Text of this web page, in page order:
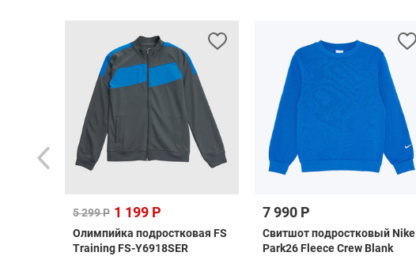
5 299 Р 1 199 Р
Олимпийка подростковая FS
Training FS-Y6918SER
7 990 Р
Свитшот подростковый Nike
Park26 Fleece Crew Blank